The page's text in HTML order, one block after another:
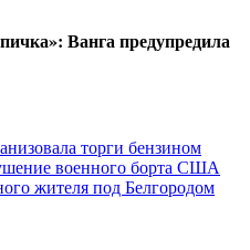
Ванга предупредила
торги бензином
военного борта США
жителя под Белгородом